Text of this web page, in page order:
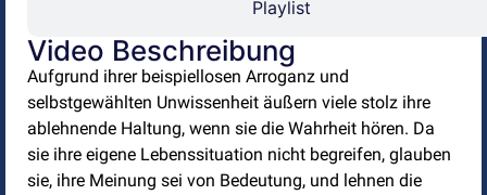
Playlist
Video Beschreibung
Aufgrund ihrer beispiellosen Arroganz und
selbstgewählten Unwissenheit äußern viele stolz ihre
ablehnende Haltung, wenn sie die Wahrheit hören. Da
sie ihre eigene Lebenssituation nicht begreifen, glauben
sie, ihre Meinung sei von Bedeutung, und lehnen die